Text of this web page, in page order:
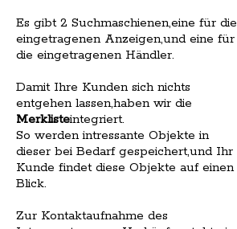
Es gibt 2 Suchmaschienen,eine für die
eingetragenen Anzeigen,und eine für
die eingetragenen Händler.
Damit Ihre Kunden sich nichts
entgehen lassen,haben wir die
Merklisteintegriert.
So werden intressante Objekte in
dieser bei Bedarf gespeichert,und Ihr
Kunde findet diese Objekte auf einen
Blick.
Zur Kontaktaufnahme des